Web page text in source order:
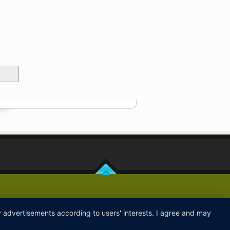
according to users' interests. I agree and may